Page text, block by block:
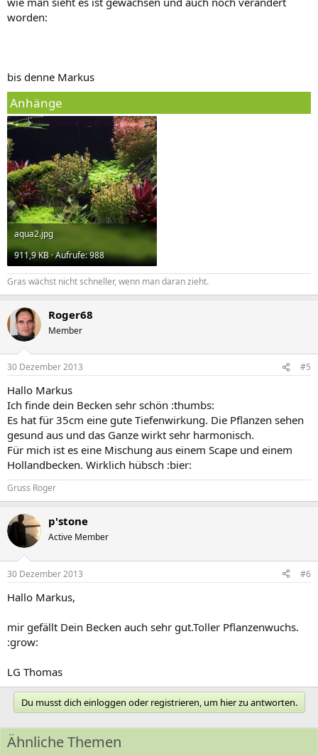
worden:
bis denne Markus
Anhänge
aqua2.jpg
911,9 KB · Aufrufe: 988
Gras wächst nicht schneller, wenn man daran zieht.
Roger68
Member
30 Dezember 2013 #5
Hallo Markus
Ich finde dein Becken sehr schön :thumbs:
Es hat für 35cm eine gute Tiefenwirkung. Die Pflanzen sehen
gesund aus und das Ganze wirkt sehr harmonisch.
Für mich ist es eine Mischung aus einem Scape und einem
Hollandbecken. Wirklich hübsch :bier:
Gruss Roger
p'stone
Active Member
30 Dezember 2013 #6
Hallo Markus,
mir gefällt Dein Becken auch sehr gut.Toller Pflanzenwuchs.
:grow:
LG Thomas
Du musst dich einloggen oder registrieren, um hier zu antworten.
Ähnliche Themen